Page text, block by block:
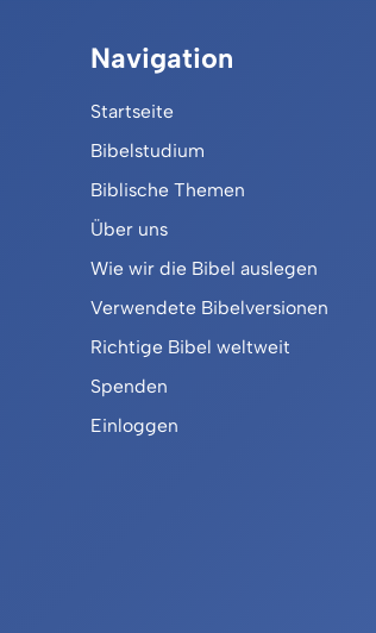
Navigation
Startseite
Bibelstudium
Biblische Themen
Über uns
Wie wir die Bibel auslegen
Verwendete Bibelversionen
Richtige Bibel weltweit
Spenden
Einloggen